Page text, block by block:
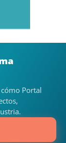
Portal